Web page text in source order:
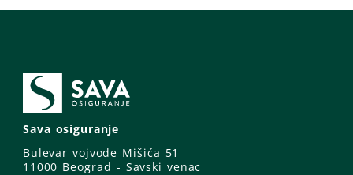
Sava osiguranje
Bulevar vojvode Mišića 51
11000 Beograd - Savski venac